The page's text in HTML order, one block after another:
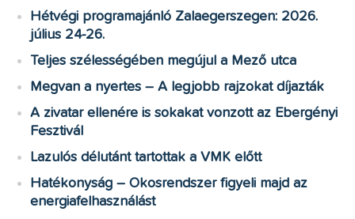
Hétvégi programajánló Zalaegerszegen: 2026.
július 24-26.
Teljes szélességében megújul a Mező utca
Megvan a nyertes – A legjobb rajzokat díjazták
A zivatar ellenére is sokakat vonzott az Ebergényi
Fesztivál
Lazulós délutánt tartottak a VMK előtt
Hatékonyság – Okosrendszer figyeli majd az
energiafelhasználást